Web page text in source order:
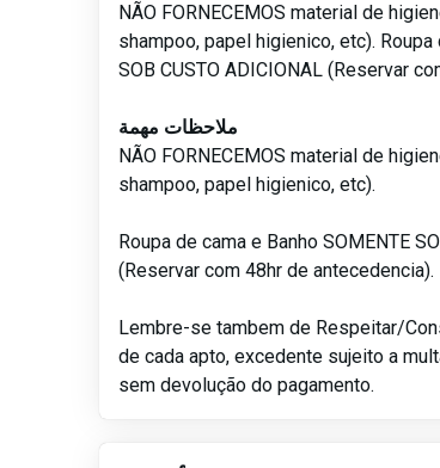
NÃO FORNECEMOS material de
shampoo, papel higienico, etc). Roupa
SOB CUSTO ADICIONAL (Reservar
ملاحظات مهمة
NÃO FORNECEMOS material de
shampoo, papel higienico, etc).
Roupa de cama e Banho SOMENTE
(Reservar com 48hr de antecedencia).
Lembre-se tambem de Respeitar/
de cada apto, excedente sujeito a
sem devolução do pagamento.